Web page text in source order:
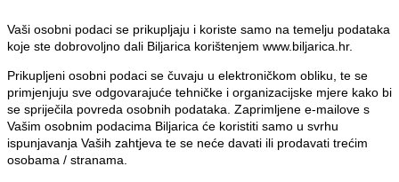
Vaši osobni podaci se prikupljaju i koriste samo na temelju podataka
koje ste dobrovoljno dali Biljarica korištenjem www.biljarica.hr.
Prikupljeni osobni podaci se čuvaju u elektroničkom obliku, te se
primjenjuju sve odgovarajuće tehničke i organizacijske mjere kako bi
se spriječila povreda osobnih podataka. Zaprimljene e-mailove s
Vašim osobnim podacima Biljarica će koristiti samo u svrhu
ispunjavanja Vaših zahtjeva te se neće davati ili prodavati trećim
osobama / stranama.